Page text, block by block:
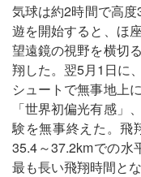
気球は約2時間で高
遊を開始すると、ほ
望遠鏡の視野を横切
翔した。翌5月1日に
シュートで無事地上
「世界初偏光有感」
験を無事終えた。飛
35.4～37.2kmでの水
最も長い飛翔時間とな